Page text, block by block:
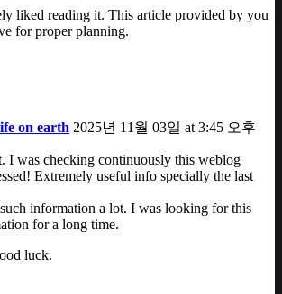
liked reading it. This article provided by you
for proper planning.
on earth 2025년 11월 03일 at 3:45 오후
I was checking continuously this weblog
Extremely useful info specially the last
information a lot. I was looking for this
for a long time.
luck.